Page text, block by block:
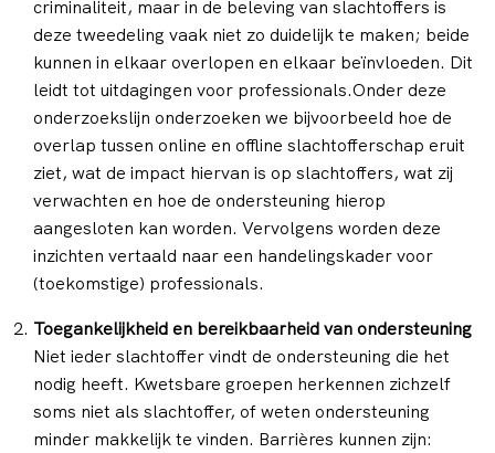
criminaliteit, maar in de beleving van slachtoffers is
deze tweedeling vaak niet zo duidelijk te maken; beide
kunnen in elkaar overlopen en elkaar beïnvloeden. Dit
leidt tot uitdagingen voor professionals.Onder deze
onderzoekslijn onderzoeken we bijvoorbeeld hoe de
overlap tussen online en offline slachtofferschap eruit
ziet, wat de impact hiervan is op slachtoffers, wat zij
verwachten en hoe de ondersteuning hierop
aangesloten kan worden. Vervolgens worden deze
inzichten vertaald naar een handelingskader voor
(toekomstige) professionals.
Toegankelijkheid en bereikbaarheid van ondersteuning
Niet ieder slachtoffer vindt de ondersteuning die het
nodig heeft. Kwetsbare groepen herkennen zichzelf
soms niet als slachtoffer, of weten ondersteuning
minder makkelijk te vinden. Barrières kunnen zijn: